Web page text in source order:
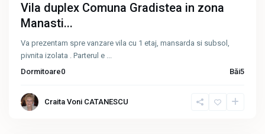
Vila duplex Comuna Gradistea in zona
Manasti...
Va prezentam spre vanzare vila cu 1 etaj, mansarda si subsol,
pivnita izolata . Parterul e ...
Dormitoare0 Băi5
Craita Voni CATANESCU